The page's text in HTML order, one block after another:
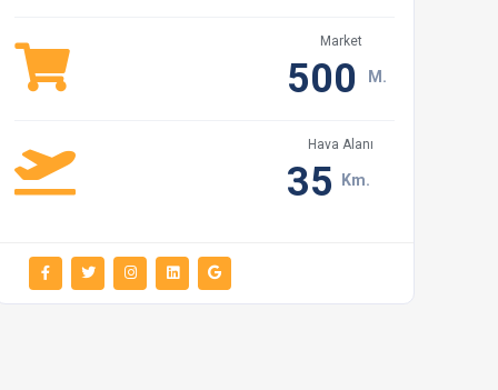
Market
500 M.
Hava Alanı
35 Km.